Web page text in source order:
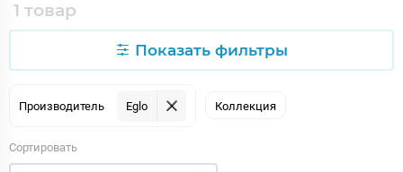
1 товар
Показать фильтры
Производитель Eglo Коллекция
Сортировать